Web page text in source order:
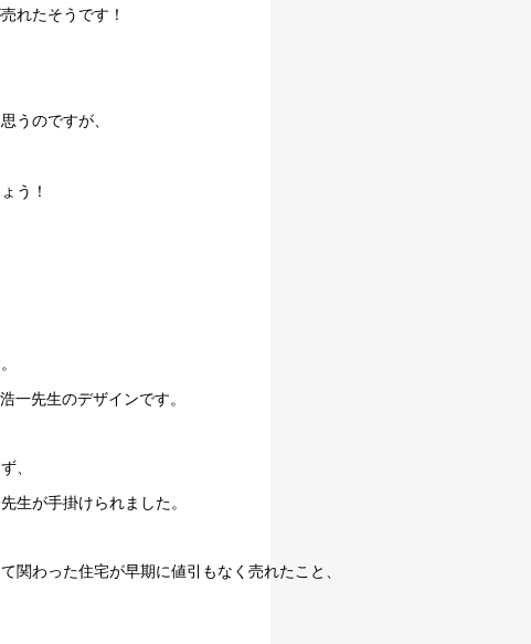
れたそうです！
うのですが、
う！
一先生のデザインです。
、
生が手掛けられました。
関わった住宅が早期に値引もなく売れたこと、